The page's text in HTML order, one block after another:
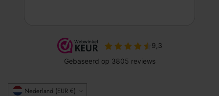
Valuta Nederland (EUR €)